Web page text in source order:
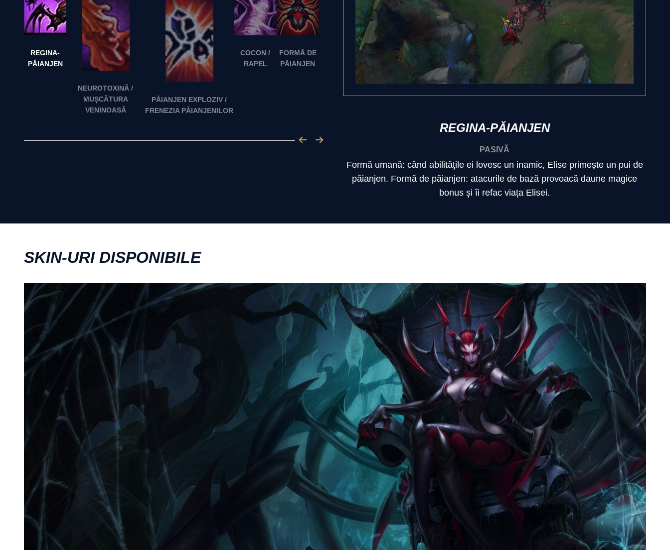
REGINA-
PĂIANJEN
NEUROTOXINĂ /
MUȘCĂTURA
VENINOASĂ
PĂIANJEN EXPLOZIV /
FRENEZIA PĂIANJENILOR
COCON /
RAPEL
FORMĂ DE
PĂIANJEN
REGINA-PĂIANJEN
PASIVĂ
Formă umană: când abilitățile ei lovesc un inamic, Elise primește un pui de
păianjen. Formă de păianjen: atacurile de bază provoacă daune magice
bonus și îi refac viața Elisei.
SKIN-URI DISPONIBILE